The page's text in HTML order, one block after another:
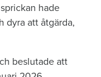
hade
dyra att åtgärda,
beslutade att